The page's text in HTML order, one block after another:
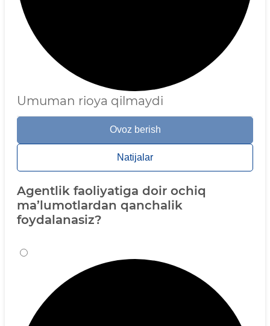
Umuman rioya qilmaydi
Ovoz berish
Natijalar
Agentlik faoliyatiga doir ochiq
ma’lumotlardan qanchalik
foydalanasiz?